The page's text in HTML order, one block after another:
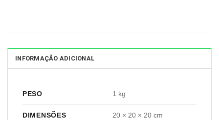
INFORMAÇÃO ADICIONAL
PESO 1 kg
DIMENSÕES 20 × 20 × 20 cm